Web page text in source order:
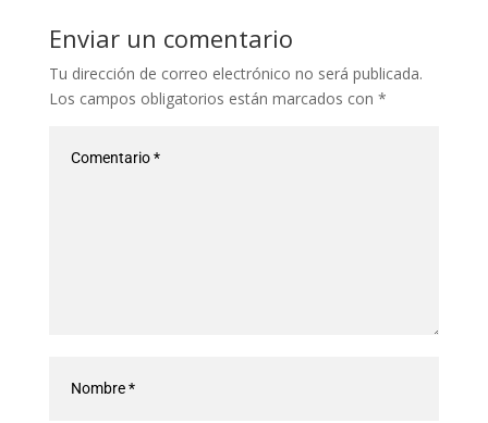
Enviar un comentario
Tu dirección de correo electrónico no será publicada.
Los campos obligatorios están marcados con *